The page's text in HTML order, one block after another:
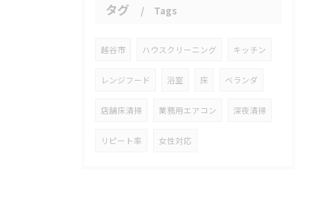
タグ Tags
越谷市 ハウスクリーニング キッチン
レンジフード 浴室 床 ベランダ
店舗床清掃 業務用エアコン 深夜清掃
リピート率 女性対応